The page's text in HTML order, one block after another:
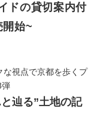
ドの貸切案内付
開始~
な視点で京都を歩くプ
弾
辿る”土地の記